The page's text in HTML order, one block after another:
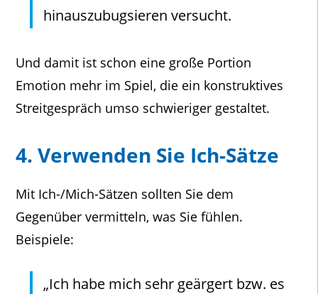
hinauszubugsieren versucht.
Und damit ist schon eine große Portion
Emotion mehr im Spiel, die ein konstruktives
Streitgespräch umso schwieriger gestaltet.
4. Verwenden Sie Ich-Sätze
Mit Ich-/Mich-Sätzen sollten Sie dem
Gegenüber vermitteln, was Sie fühlen.
Beispiele:
„Ich habe mich sehr geärgert bzw. es